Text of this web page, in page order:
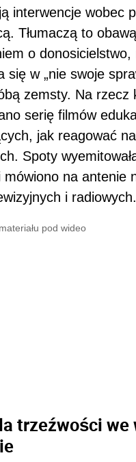
interwencje wobec
Tłumaczą to
o donosicielstwo,
się w „nie swoje
zemsty. Na rzecz
serię filmów
jak reagować
Spoty
mówiono na antenie
i radiowych.
pod wideo
trzeźwości we